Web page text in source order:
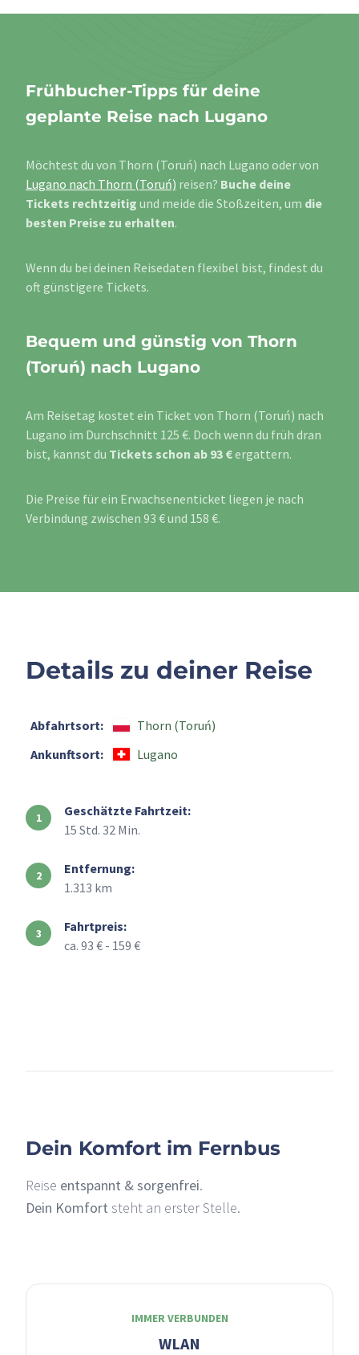
Frühbucher-Tipps für deine
geplante Reise nach Lugano
Möchtest du von Thorn (Toruń) nach Lugano oder von
Lugano nach Thorn (Toruń) reisen? Buche deine
Tickets rechtzeitig und meide die Stoßzeiten, um die
besten Preise zu erhalten.
Wenn du bei deinen Reisedaten flexibel bist, findest du
oft günstigere Tickets.
Bequem und günstig von Thorn
(Toruń) nach Lugano
Am Reisetag kostet ein Ticket von Thorn (Toruń) nach
Lugano im Durchschnitt 125 €. Doch wenn du früh dran
bist, kannst du Tickets schon ab 93 €ergattern.
Die Preise für ein Erwachsenenticket liegen je nach
Verbindung zwischen 93 € und 158 €.
Details zu deiner Reise
Abfahrtsort:
Thorn (Toruń)
Ankunftsort:
Lugano
Geschätzte Fahrtzeit:
15 Std. 32 Min.
Entfernung:
1.313 km
Fahrtpreis:
ca. 93 € - 159 €
Dein Komfort im Fernbus
Reise entspannt & sorgenfrei.
Dein Komfort steht an erster Stelle.
IMMER VERBUNDEN
WLAN